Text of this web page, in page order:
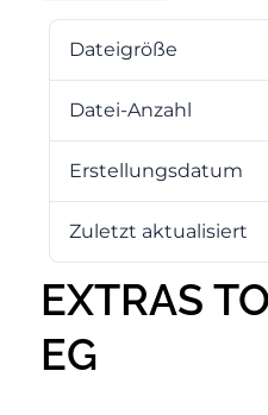
Dateigröße
Datei-Anzahl
Erstellungsdatum
Zuletzt aktualisiert
EXTRAS
EG